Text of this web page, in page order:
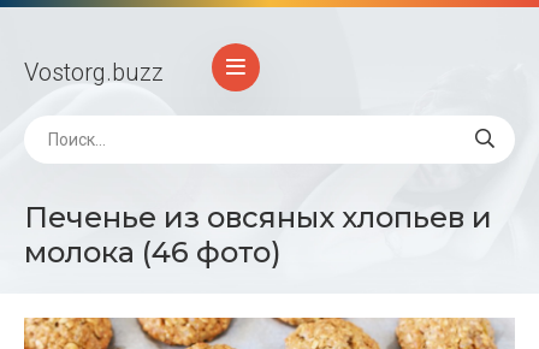
Vostorg.buzz
Печенье из овсяных хлопьев и
молока (46 фото)